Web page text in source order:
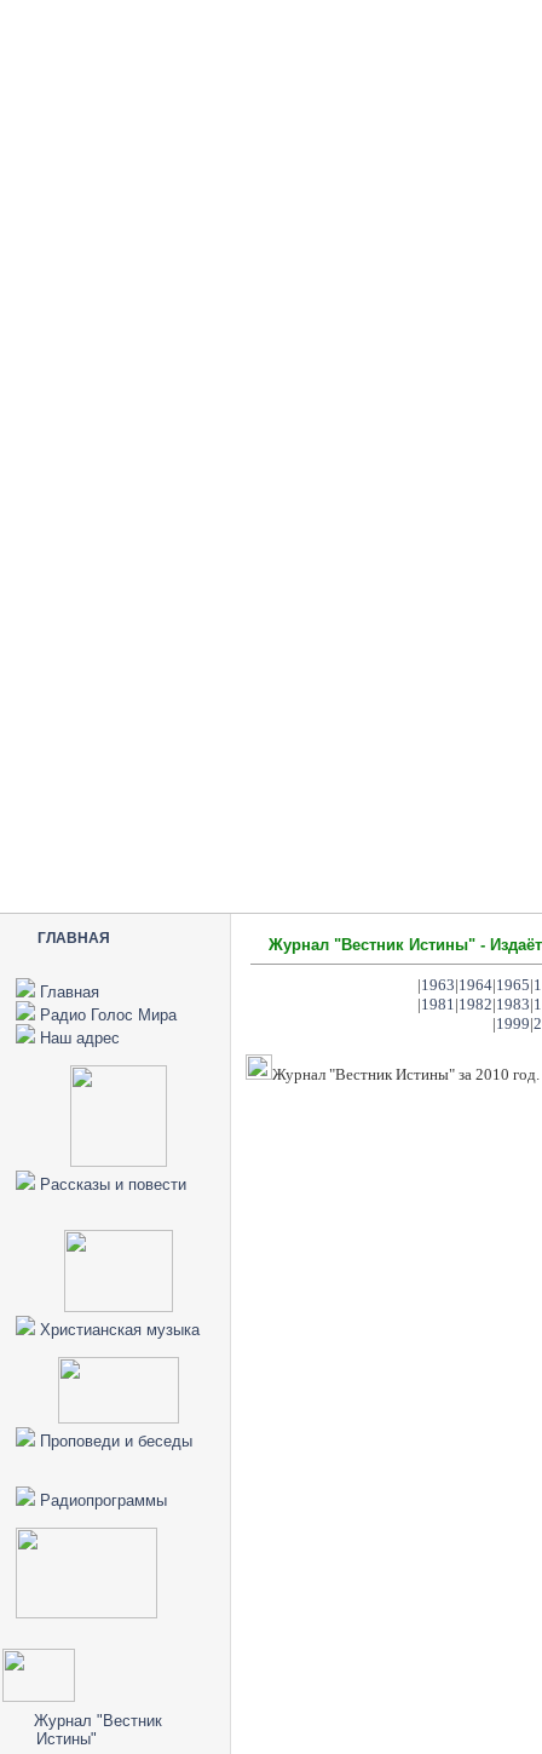
ГЛАВНАЯ
Главная
Радио Голос Мира
Наш адрес
Рассказы и повести
Христианская музыка
Проповеди и беседы
Радиопрограммы
Журнал "Вестник
Истины"
Журнал "Вестник Истины" -
|1963|1964|1965|
|1981|1982|1983|
|1999|
Журнал "Вестник Истины" за 2010